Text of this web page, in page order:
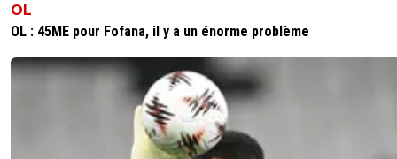
OL
OL : 45ME pour Fofana, il y a un énorme problème